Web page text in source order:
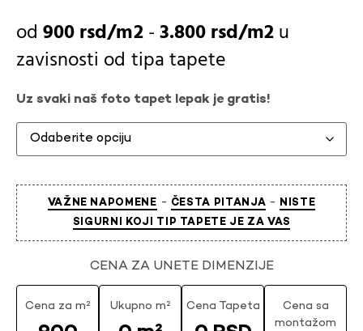
900rsd -3.800rsd
u
zavisnosti od tipa tapete
Uz svaki naš foto tapet lepak je gratis!
VAŽNE NAPOMENE - ČESTA PITANJA - NISTE
SIGURNI KOJI TIP TAPETE JE ZA VAS
CENA ZA UNETE DIMENZIJE
Cena za m² Ukupno m² Cena Tapeta
Cena sa
montažom